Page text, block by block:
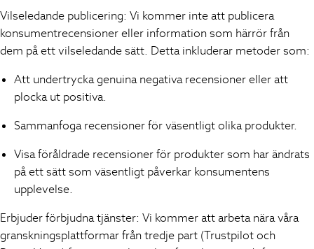
Sandals & Sliders
Rash Vests
Sun Safe Swimwear
Sun Hats & Caps
All Occasionwear
All Partywear
Wedding
Shoes
Cardigans
Skirts
New In
Trainers
Vilseledande publicering: Vi kommer inte att publicera
konsumentrecensioner eller information som härrör från
dem på ett vilseledande sätt. Detta inkluderar metoder som:
Att undertrycka genuina negativa recensioner eller att
plocka ut positiva.
Sammanfoga recensioner för väsentligt olika produkter.
Visa föråldrade recensioner för produkter som har ändrats
på ett sätt som väsentligt påverkar konsumentens
upplevelse.
Erbjuder förbjudna tjänster: Vi kommer att arbeta nära våra
granskningsplattformar från tredje part (Trustpilot och